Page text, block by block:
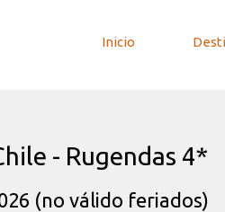
Inicio
- Rugendas 4*
(no válido feriados)